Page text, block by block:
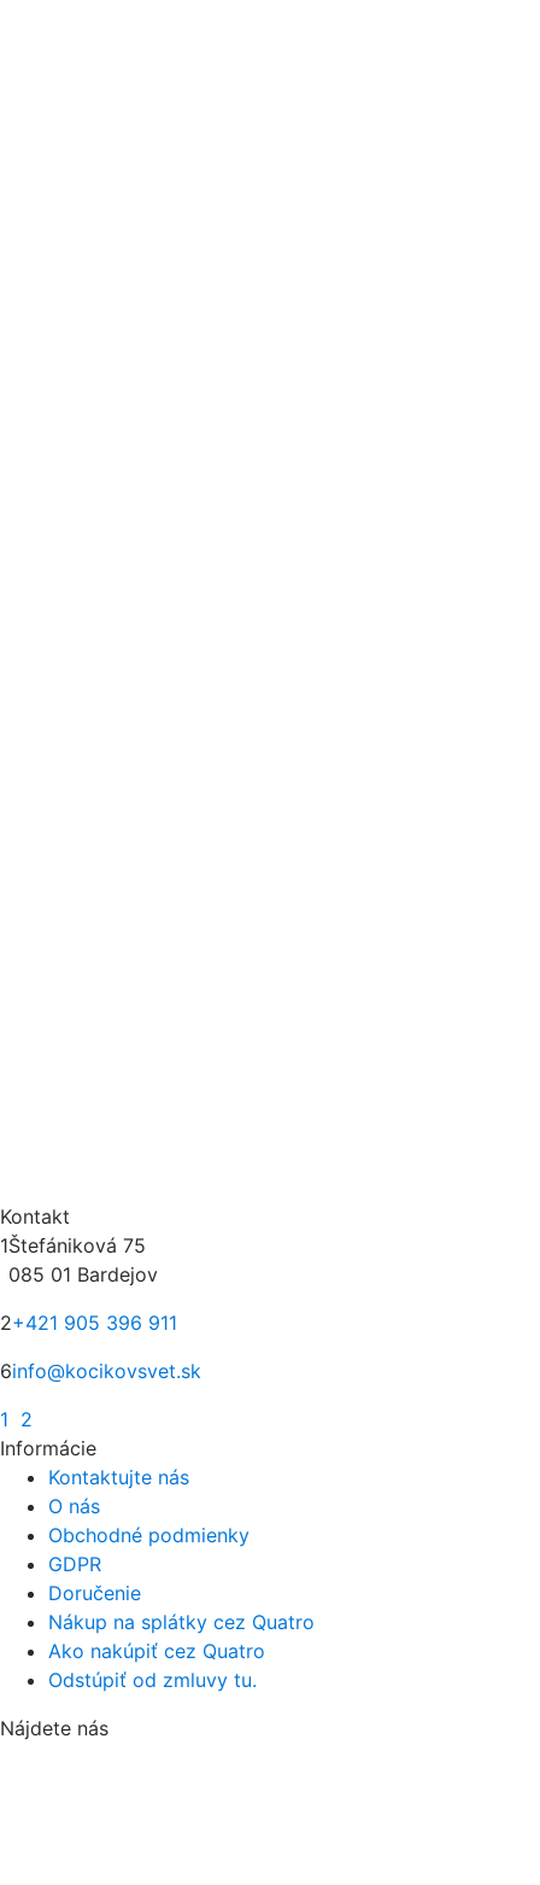
Kontakt
1Štefániková 75
085 01 Bardejov
2+421 905 396 911
6info@kocikovsvet.sk
1 2
Informácie
Kontaktujte nás
O nás
Obchodné podmienky
GDPR
Doručenie
Nákup na splátky cez Quatro
Ako nakúpiť cez Quatro
Odstúpiť od zmluvy tu.
Nájdete nás